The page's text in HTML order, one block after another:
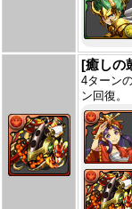
[癒しの
4ターン
ン回復。